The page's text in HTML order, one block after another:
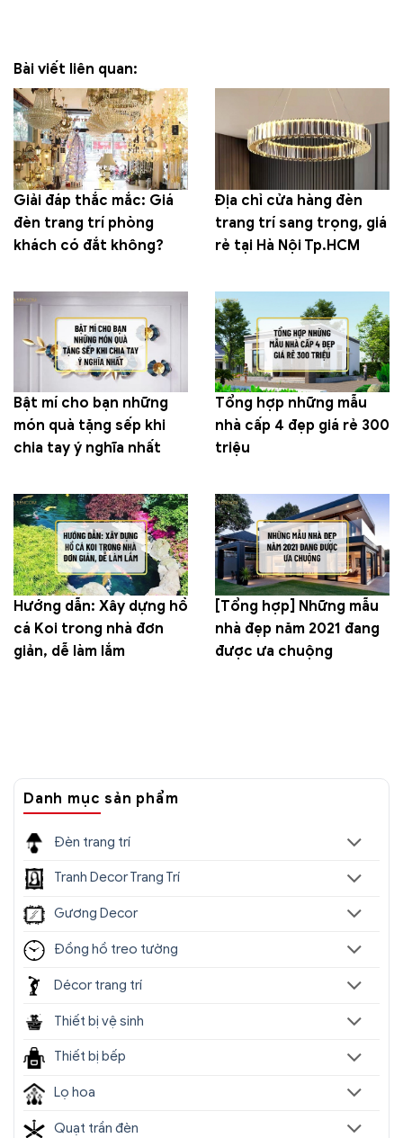
Bài viết liên quan:
Giải đáp thắc mắc: Giá
đèn trang trí phòng
khách có đắt không?
Địa chỉ cửa hàng đèn
trang trí sang trọng, giá
rẻ tại Hà Nội Tp.HCM
Bật mí cho bạn những
món quà tặng sếp khi
chia tay ý nghĩa nhất
Tổng hợp những mẫu
nhà cấp 4 đẹp giá rẻ 300
triệu
Hướng dẫn: Xây dựng hồ
cá Koi trong nhà đơn
giản, dễ làm lắm
[Tổng hợp] Những mẫu
nhà đẹp năm 2021 đang
được ưa chuộng
Danh mục sản phẩm
Đèn trang trí
Tranh Decor Trang Trí
Gương Decor
Đồng hồ treo tường
Décor trang trí
Thiết bị vệ sinh
Thiết bị bếp
Lọ hoa
Quạt trần đèn